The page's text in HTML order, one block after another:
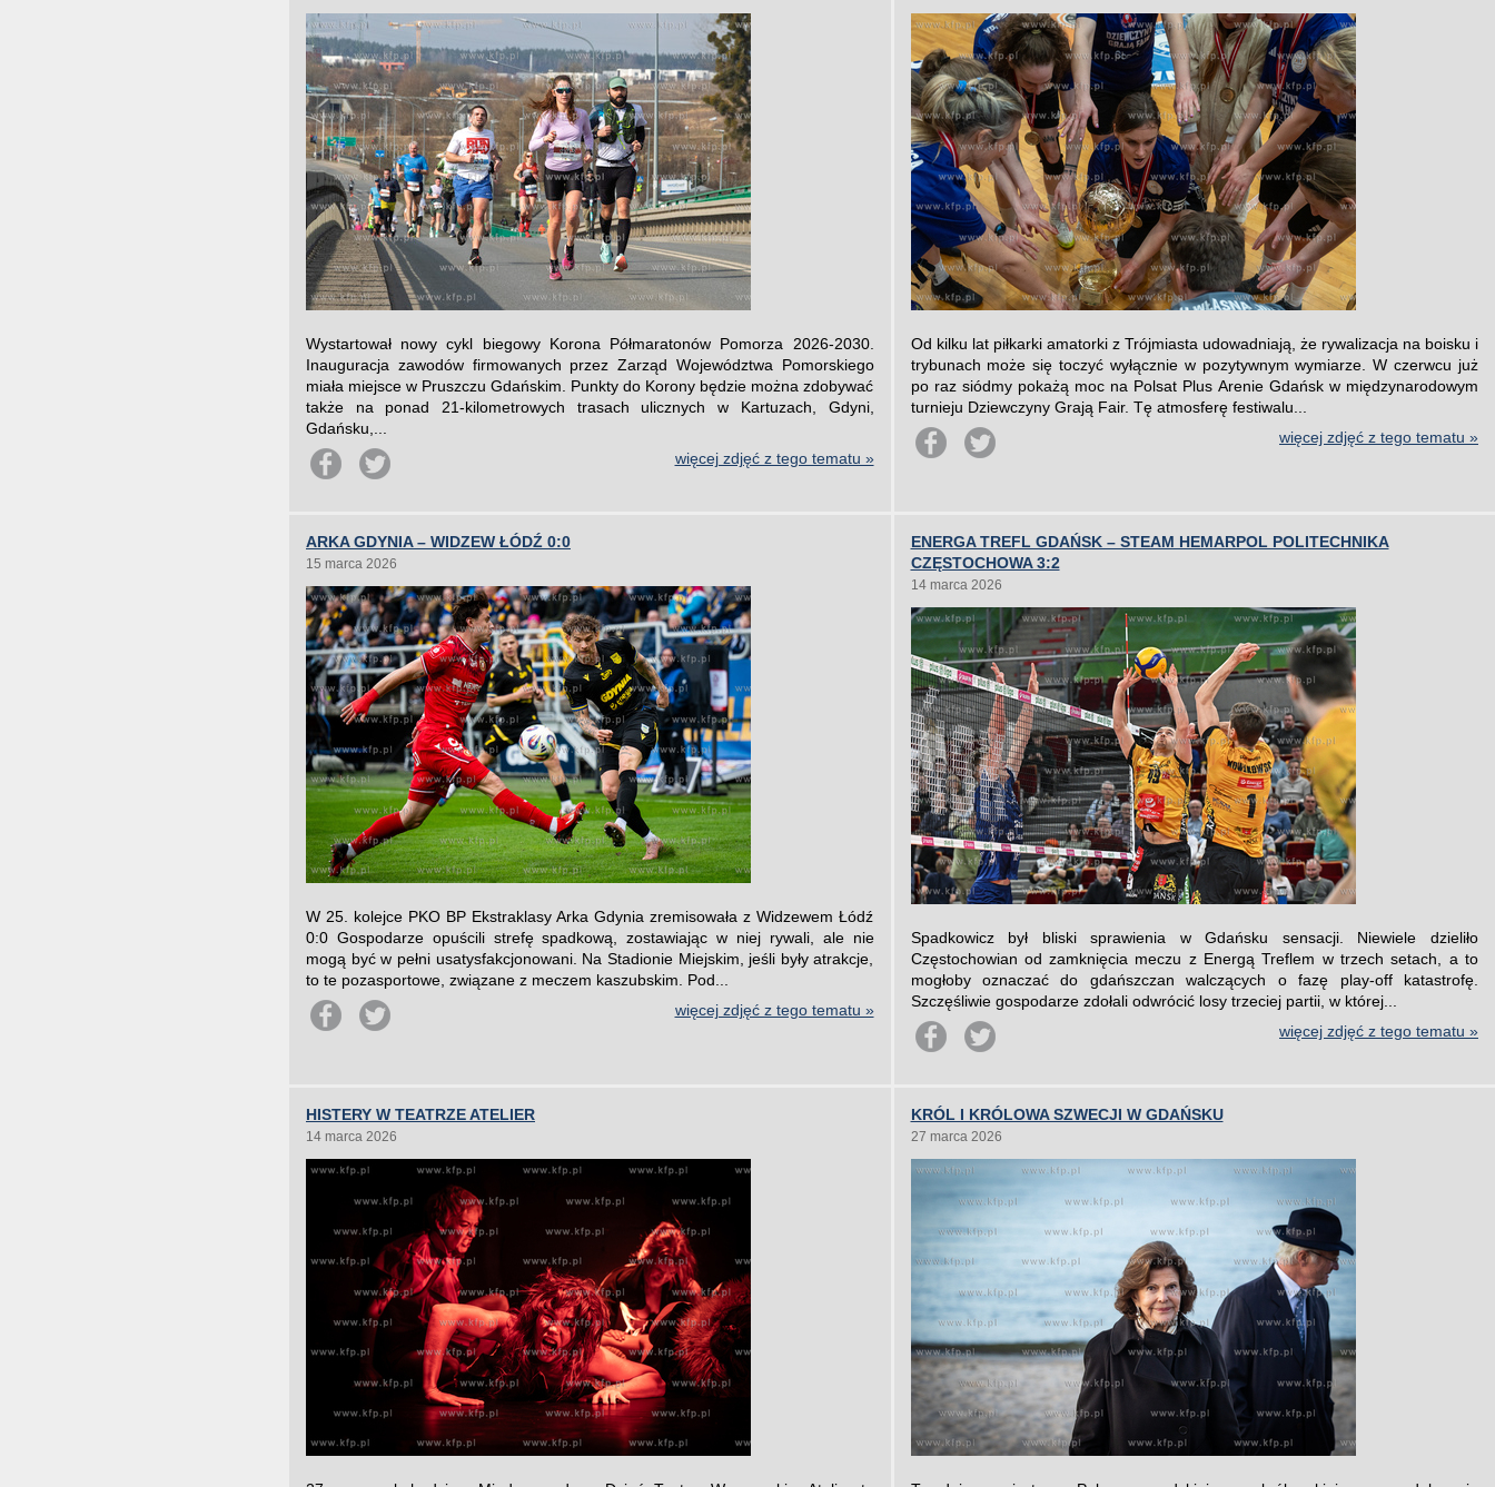
Wystartował nowy cykl biegowy Korona Półmaratonów Pomorza 2026-2030.
Inauguracja zawodów firmowanych przez Zarząd Województwa Pomorskiego
miała miejsce w Pruszczu Gdańskim. Punkty do Korony będzie można zdobywać
także na ponad 21-kilometrowych trasach ulicznych w Kartuzach, Gdyni,
Gdańsku,...
więcej zdjęć z tego tematu »
Od kilku lat piłkarki amatorki z Trójmiasta udowadniają, że rywalizacja na boisku i
trybunach może się toczyć wyłącznie w pozytywnym wymiarze. W czerwcu już
po raz siódmy pokażą moc na Polsat Plus Arenie Gdańsk w międzynarodowym
turnieju Dziewczyny Grają Fair. Tę atmosferę festiwalu...
więcej zdjęć z tego tematu »
ARKA GDYNIA – WIDZEW ŁÓDŹ 0:0
15 marca 2026
W 25. kolejce PKO BP Ekstraklasy Arka Gdynia zremisowała z Widzewem Łódź
0:0 Gospodarze opuścili strefę spadkową, zostawiając w niej rywali, ale nie
mogą być w pełni usatysfakcjonowani. Na Stadionie Miejskim, jeśli były atrakcje,
to te pozasportowe, związane z meczem kaszubskim. Pod...
więcej zdjęć z tego tematu »
ENERGA TREFL GDAŃSK – STEAM HEMARPOL POLITECHNIKA
CZĘSTOCHOWA 3:2
14 marca 2026
Spadkowicz był bliski sprawienia w Gdańsku sensacji. Niewiele dzieliło
Częstochowian od zamknięcia meczu z Energą Treflem w trzech setach, a to
mogłoby oznaczać do gdańszczan walczących o fazę play-off katastrofę.
Szczęśliwie gospodarze zdołali odwrócić losy trzeciej partii, w której...
więcej zdjęć z tego tematu »
HISTERY W TEATRZE ATELIER
14 marca 2026
KRÓL I KRÓLOWA SZWECJI W GDAŃSKU
27 marca 2026